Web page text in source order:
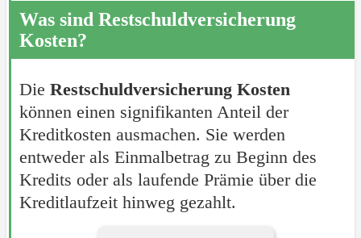
Was sind Restschuldversicherung
Kosten?
Die Restschuldversicherung Kosten
können einen signifikanten Anteil der
Kreditkosten ausmachen. Sie werden
entweder als Einmalbetrag zu Beginn des
Kredits oder als laufende Prämie über die
Kreditlaufzeit hinweg gezahlt.